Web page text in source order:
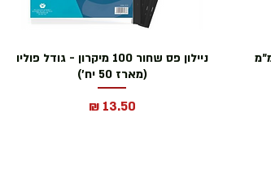
ניילון פס שחור 100 מיקרון - גודל פוליו
(מארז 50 יח')
מחיר